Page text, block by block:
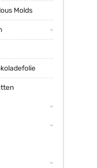
Set 2teilig
Molds